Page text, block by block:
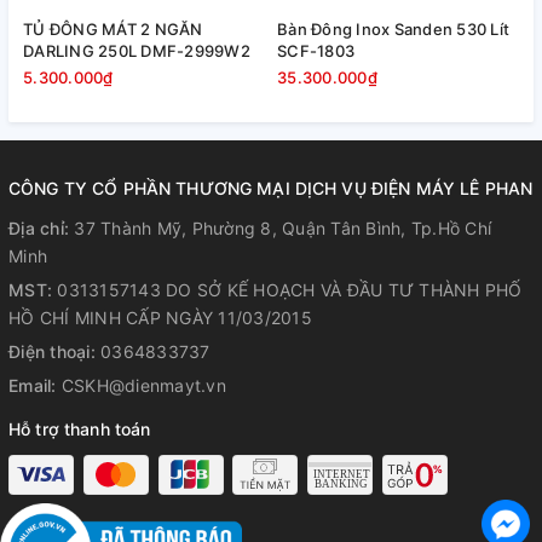
nhiệt tốt, tránh bị tác động bởi yếu tố môi trường, duy trì
nhiệt độ trong tủ luôn ổn định. Cánh mở dạng
khóa an toàn với gia đình có trẻ nhỏ và tránh những trường
Thiết kế chắc chắn
Lòng tủ đông được làm từ nhựa ABS khó nứt vỡ, lau chùi vệ
sinh nhanh chóng. Tủ có 4 bánh xe chịu lực, tiện lợi khi cần
di chuyển tủ.
TỦ ĐÔNG MÁT 2 NGĂN
DARLING 250L DMF-2999W2
5.300.000₫
Bàn Đông Inox Sanden 530 Lít
SCF-1803
35.300.000₫
CÔNG TY CỔ PHẦN THƯƠNG MẠI DỊCH VỤ ĐIỆN MÁY LÊ PHAN
Địa chỉ: 37 Thành Mỹ, Phường 8, Quận Tân Bình, Tp.Hồ Chí
Minh
MST: 0313157143 DO SỞ KẾ HOẠCH VÀ ĐẦU TƯ THÀNH PHỐ
HỒ CHÍ MINH CẤP NGÀY 11/03/2015
Điện thoại: 0364833737
Email: CSKH@dienmayt.vn
Hỗ trợ thanh toán